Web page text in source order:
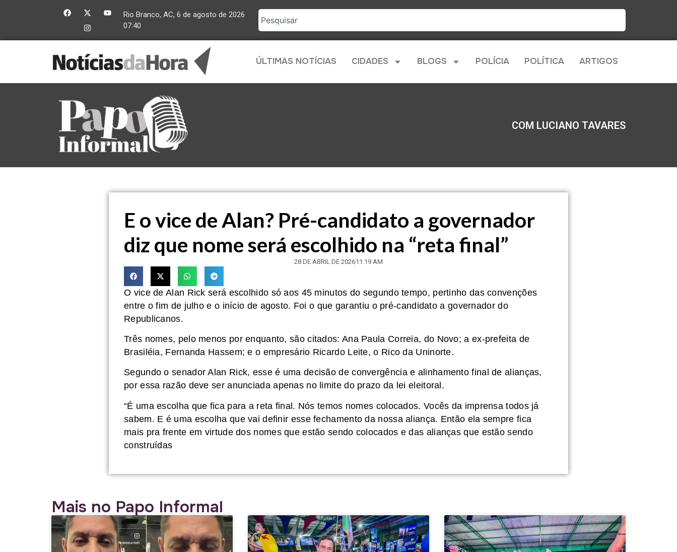
Rio Branco, AC, 6 de agosto de 2026
07:40
ÚLTIMAS NOTÍCIAS CIDADES BLOGS POLÍCIA POLÍTICA ARTIGOS
COM LUCIANO TAVARES
E o vice de Alan? Pré-candidato a governador
diz que nome será escolhido na “reta final”
28 DE ABRIL DE 202611:19 AM
O vice de Alan Rick será escolhido só aos 45 minutos do segundo tempo, pertinho das convenções
entre o fim de julho e o início de agosto. Foi o que garantiu o pré-candidato a governador do
Republicanos.
Três nomes, pelo menos por enquanto, são citados: Ana Paula Correia, do Novo; a ex-prefeita de
Brasiléia, Fernanda Hassem; e o empresário Ricardo Leite, o Rico da Uninorte.
Segundo o senador Alan Rick, esse é uma decisão de convergência e alinhamento final de alianças,
por essa razão deve ser anunciada apenas no limite do prazo da lei eleitoral.
“É uma escolha que fica para a reta final. Nós temos nomes colocados. Vocês da imprensa todos já
sabem. E é uma escolha que vai definir esse fechamento da nossa aliança. Então ela sempre fica
mais pra frente em virtude dos nomes que estão sendo colocados e das alianças que estão sendo
construídas
Mais no Papo Informal